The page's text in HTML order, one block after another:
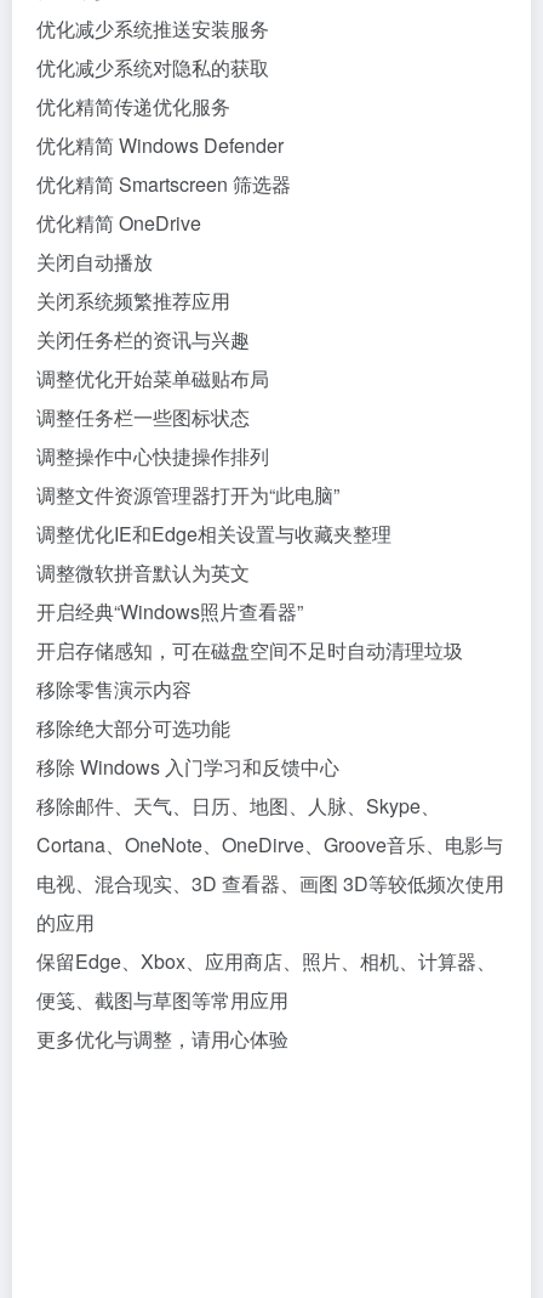
优化减少系统推送安装服务
优化减少系统对隐私的获取
优化精简传递优化服务
优化精简 Windows Defender
优化精简 Smartscreen 筛选器
优化精简 OneDrive
关闭自动播放
关闭系统频繁推荐应用
关闭任务栏的资讯与兴趣
调整优化开始菜单磁贴布局
调整任务栏一些图标状态
调整操作中心快捷操作排列
调整文件资源管理器打开为“此电脑”
调整优化IE和Edge相关设置与收藏夹整理
调整微软拼音默认为英文
开启经典“Windows照片查看器”
开启存储感知，可在磁盘空间不足时自动清理垃圾
移除零售演示内容
移除绝大部分可选功能
移除 Windows 入门学习和反馈中心
移除邮件、天气、日历、地图、人脉、Skype、
Cortana、OneNote、OneDirve、Groove音乐、电影与
电视、混合现实、3D 查看器、画图 3D等较低频次使用
的应用
保留Edge、Xbox、应用商店、照片、相机、计算器、
便笺、截图与草图等常用应用
更多优化与调整，请用心体验